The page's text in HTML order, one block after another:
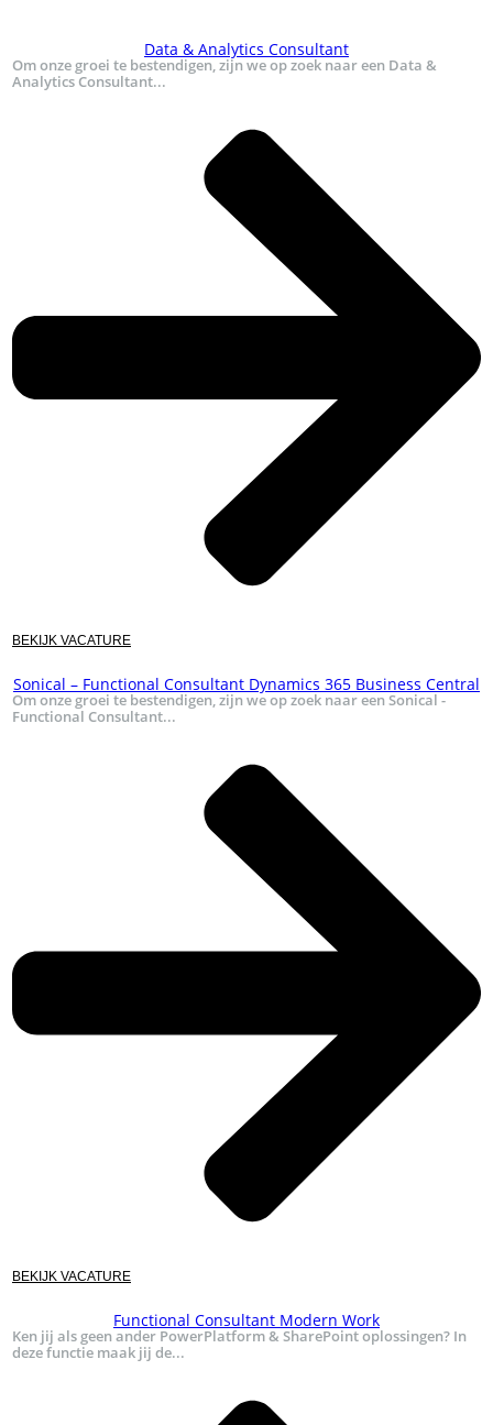
Data & Analytics Consultant
Om onze groei te bestendigen, zijn we op zoek naar een Data &
Analytics Consultant...
BEKIJK VACATURE
Sonical – Functional Consultant Dynamics 365 Business Central
Om onze groei te bestendigen, zijn we op zoek naar een Sonical -
Functional Consultant...
BEKIJK VACATURE
Functional Consultant Modern Work
Ken jij als geen ander PowerPlatform & SharePoint oplossingen? In
deze functie maak jij de...